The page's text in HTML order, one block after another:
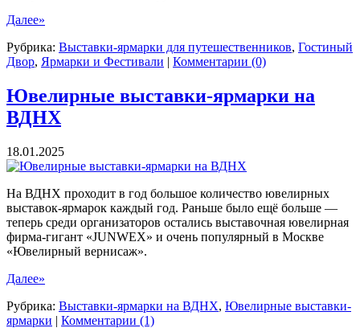
Далее»
Рубрика: Выставки-ярмарки для путешественников, Гостиный
Двор, Ярмарки и Фестивали | Комментарии (0)
Ювелирные выставки-ярмарки на
ВДНХ
18.01.2025
На ВДНХ проходит в год большое количество ювелирных
выставок-ярмарок каждый год. Раньше было ещё больше —
теперь среди организаторов остались выставочная ювелирная
фирма-гигант «JUNWEX» и очень популярный в Москве
«Ювелирный вернисаж».
Далее»
Рубрика: Выставки-ярмарки на ВДНХ, Ювелирные выставки-
ярмарки | Комментарии (1)